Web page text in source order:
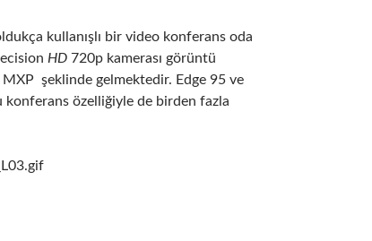
kullanışlı bir video konferans oda
HD 720p kamerası görüntü
şeklinde gelmektedir. Edge 95 ve
özelliğiyle de birden fazla